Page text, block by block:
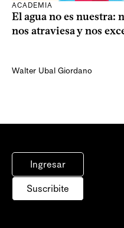
ACADEMIA
El agua no es nuestra:
nos atraviesa y nos
Walter Ubal Giordano
Ingresar
Suscribite